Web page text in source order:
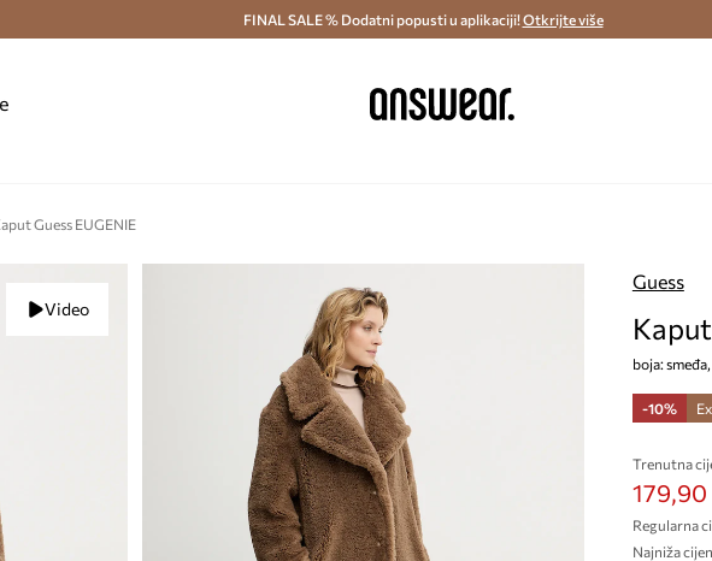
Besplatna dostava i povrat (od 70€) > Dostava u roku 48 sati >
FINAL SALE % Dodatni popusti u aplikaciji!Otkrijte više
Guess EUGENIE
Video
Guess
boja:
-10%
Trenutna
Regularna
Najniža